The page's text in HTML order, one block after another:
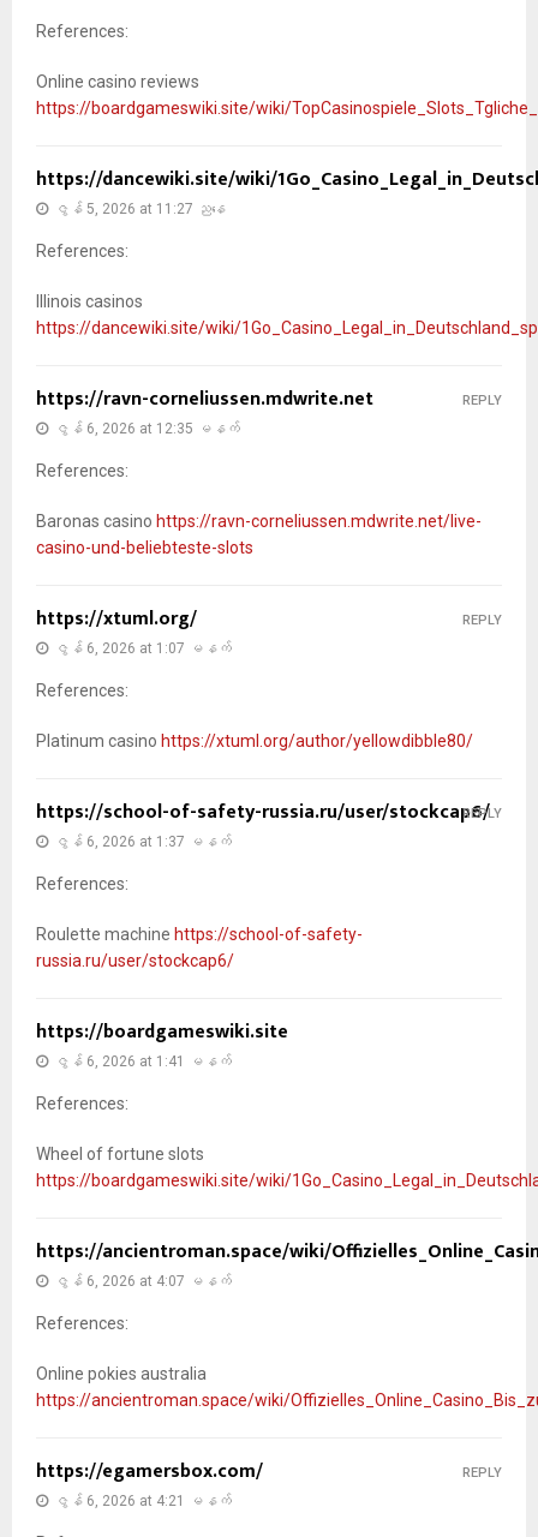
References:
Online casino reviews
https://boardgameswiki.site/wiki/
https://dancewiki.site/wiki/
ဇွန် 5, 2026 at 11:27 ညနေ
References:
Illinois casinos
https://dancewiki.site/wiki/
https://ravn-corneliussen.mdwrite.net
ဇွန် 6, 2026 at 12:35 မနက်
References:
Baronas casino https://ravn-corneliussen.mdwrite.net/live-
casino-und-beliebteste-slots
REPLY
https://xtuml.org/
ဇွန် 6, 2026 at 1:07 မနက်
References:
Platinum casino https://xtuml.org/author/yellowdibble80/
REPLY
https://school-of-safety-russia.ru/user/stockcap6/
ဇွန် 6, 2026 at 1:37 မနက်
References:
Roulette machine https://school-of-safety-
russia.ru/user/stockcap6/
REPLY
https://boardgameswiki.site
ဇွန် 6, 2026 at 1:41 မနက်
References:
Wheel of fortune slots
https://boardgameswiki.site/wiki/
https://ancientroman.space/wiki/
ဇွန် 6, 2026 at 4:07 မနက်
References:
Online pokies australia
https://ancientroman.space/wiki/
https://egamersbox.com/
ဇွန် 6, 2026 at 4:21 မနက်
REPLY